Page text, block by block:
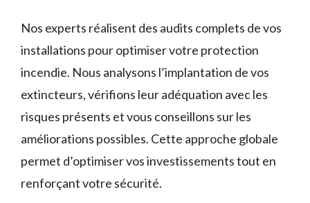
Nos experts réalisent des audits complets de vos
installations pour optimiser votre protection
incendie. Nous analysons l’implantation de vos
extincteurs, vérifions leur adéquation avec les
risques présents et vous conseillons sur les
améliorations possibles. Cette approche globale
permet d’optimiser vos investissements tout en
renforçant votre sécurité.